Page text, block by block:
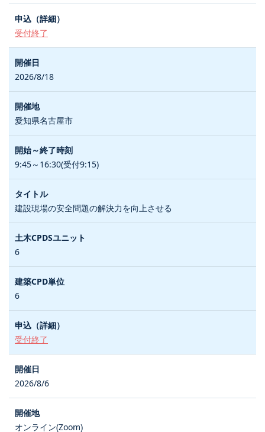
受付終了
2026/8/18
愛知県名古屋市
9:45～16:30(受付9:15)
建設現場の安全問題の解決力を向上させる
6
6
受付終了
2026/8/6
オンライン(Zoom)